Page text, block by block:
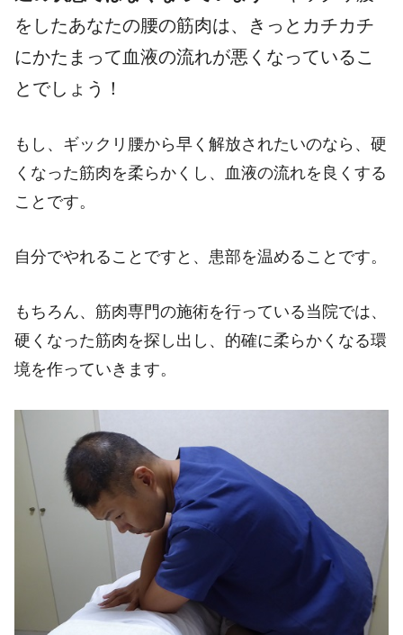
をしたあなたの腰の筋肉は、きっとカチカチ
にかたまって血液の流れが悪くなっているこ
とでしょう！
もし、ギックリ腰から早く解放されたいのなら、硬
くなった筋肉を柔らかくし、血液の流れを良くする
ことです。
自分でやれることですと、患部を温めることです。
もちろん、筋肉専門の施術を行っている当院では、
硬くなった筋肉を探し出し、的確に柔らかくなる環
境を作っていきます。